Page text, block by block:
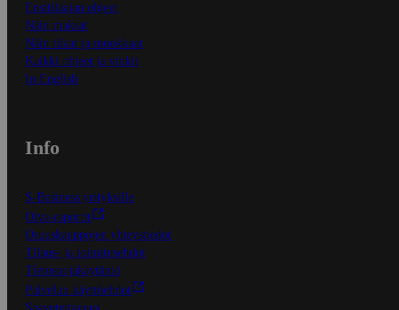
Ensitilaajan ohjeet
Näin maksat
Näin tilaat ja muokkaat
Kaikki ohjeet ja vinkit
In English
Info
S-Business yrityksille
Oiva-raportit
Osuuskauppojen yhteystiedot
Tilaus- ja toimitusehdot
Tietosuojakäytäntö
Palvelun käyttöehdot